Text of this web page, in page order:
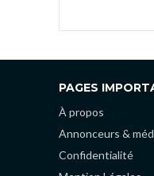
PAGES
À propos
Annonceurs &
Confidentialité